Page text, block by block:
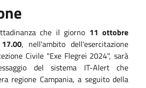
che il giorno 11 ottobre
, nell'ambito dell'esercitazione
Civile "Exe Flegrei 2024", sarà
del sistema IT-Alert che
regione Campania, a seguito della